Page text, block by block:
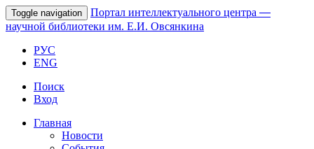
Toggle navigation Портал интеллектуального центра —
научной библиотеки им. Е.И. Овсянкина
РУС
ENG
Поиск
Вход
Главная
Новости